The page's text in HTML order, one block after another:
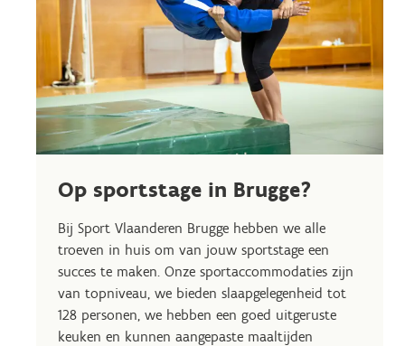
Op sportstage in Brugge?
Bij Sport Vlaanderen Brugge hebben we alle
troeven in huis om van jouw sportstage een
succes te maken. Onze sportaccommodaties zijn
van topniveau, we bieden slaapgelegenheid tot
128 personen, we hebben een goed uitgeruste
keuken en kunnen aangepaste maaltijden